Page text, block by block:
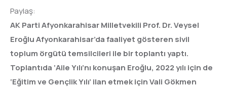
Paylaş:
AK Parti Afyonkarahisar Milletvekili Prof. Dr. Veysel
Eroğlu Afyonkarahisar’da faaliyet gösteren sivil
toplum örgütü temsilcileri ile bir toplantı yaptı.
Toplantıda ‘Aile Yılı’nı konuşan Eroğlu, 2022 yılı için de
‘Eğitim ve Gençlik Yılı’ ilan etmek için Vali Gökmen